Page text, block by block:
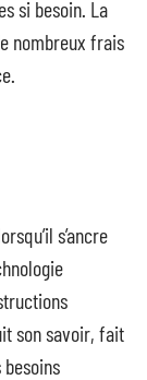
si besoin. La
nombreux frais
s’ancre
son savoir, fait